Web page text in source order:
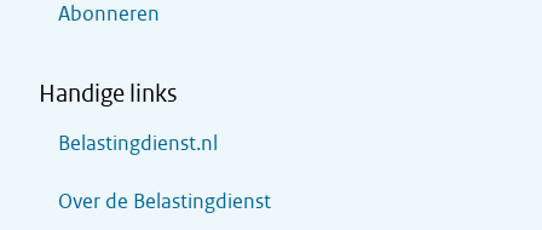
Abonneren
Handige links
Belastingdienst.nl
Over de Belastingdienst